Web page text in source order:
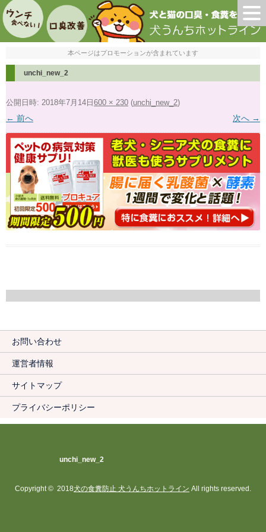
本ページはプロモーションが含まれています
unchi_new_2
公開日時: 2018年7月14日 600 × 230 (unchi_new_2)
← 前へ 次へ →
お問い合わせ
運営者情報
サイトマップ
プライバシーポリシー
unchi_new_2
Copyright © 2018犬の食糞防止 犬うんちホットライン All rights reserved.